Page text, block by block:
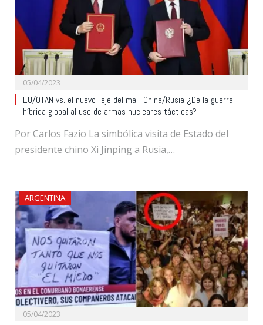
05/04/2023
EU/OTAN vs. el nuevo “eje del mal” China/Rusia-¿De la guerra
híbrida global al uso de armas nucleares tácticas?
Por Carlos Fazio La simbólica visita de Estado del
presidente chino Xi Jinping a Rusia,…
ARGENTINA
05/04/2023